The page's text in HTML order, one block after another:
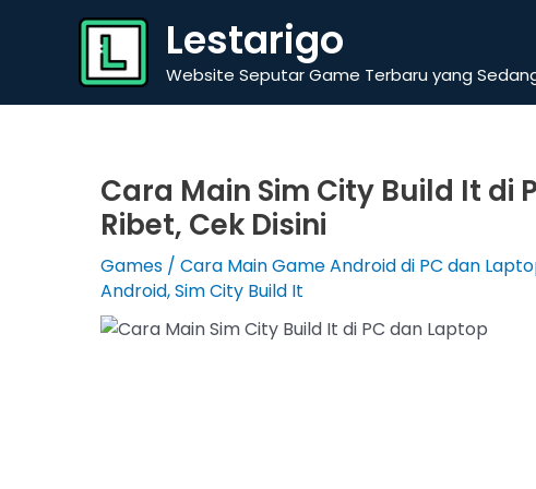
Lestarigo
Website Seputar Game Terbaru yang
Cara Main Sim City Build It di
Ribet, Cek Disini
Games / Cara Main Game Android di PC dan
Android,Sim City Build It